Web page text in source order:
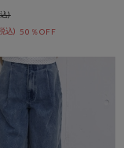
50％OFF